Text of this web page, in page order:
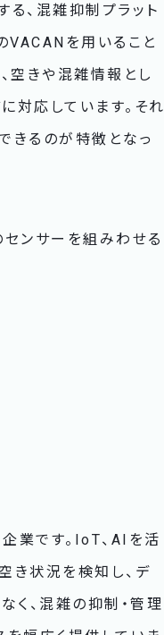
、混雑抑制プラット
を用いること
空きや混雑情報とし
対応しています。それ
きるのが特徴となっ
ンサーを組みわせる
業です。IoT、AIを活
き状況を検知し、デ
く、混雑の抑制・管理